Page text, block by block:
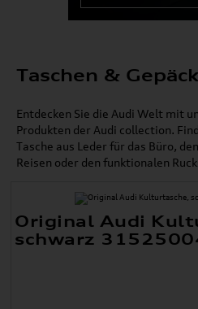
Taschen & Gepäck
Entdecken Sie die Audi Welt mit
Produkten der Audi collection.
Tasche aus Leder für das Büro,
Reisen oder den funktionalen
Original Audi
schwarz